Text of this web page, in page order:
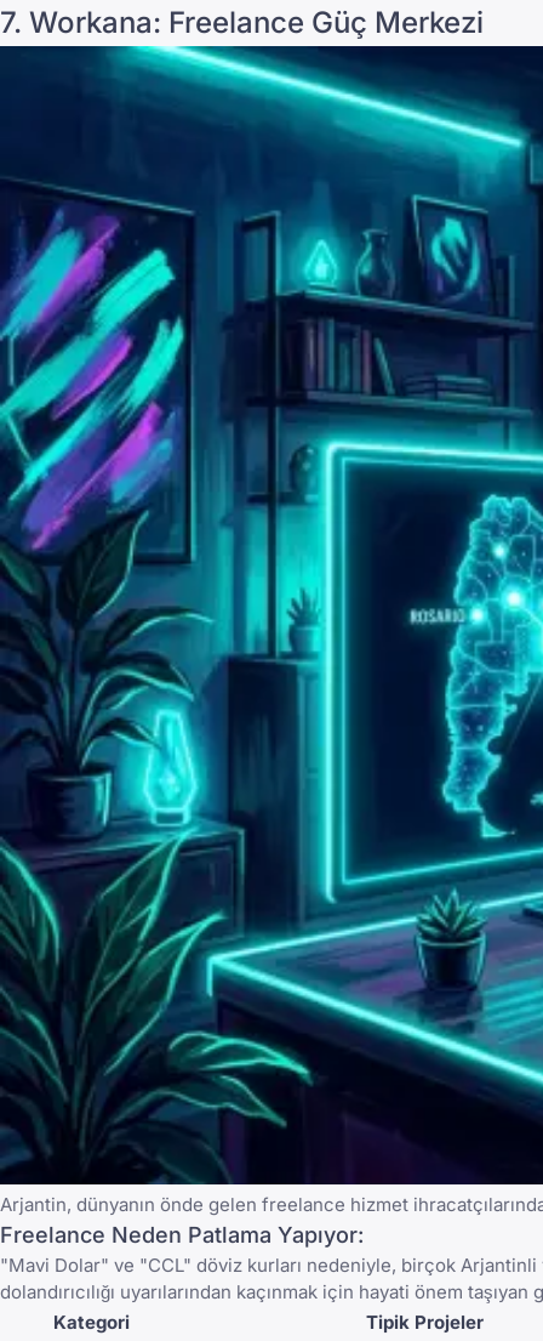
7. Workana: Freelance Güç Merkezi
Arjantin, dünyanın önde gelen freelance hizmet
Freelance Neden Patlama Yapıyor:
"Mavi Dolar" ve "CCL" döviz kurları nedeniyle, birçok Arjantinli
dolandırıcılığı uyarılarından kaçınmak için hayati önem
Kategori
Tipik Projeler